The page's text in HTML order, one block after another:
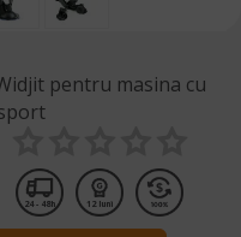
pentru masina cu
24 - 48h 12 luni